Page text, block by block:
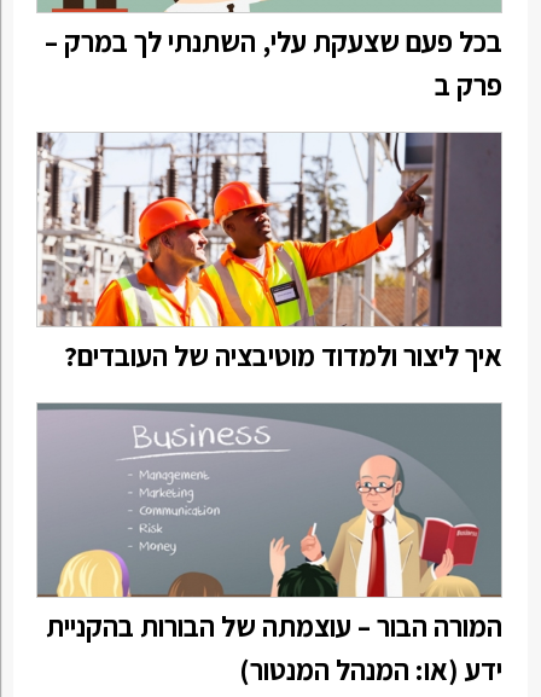
בכל פעם שצעקת עלי, השתנתי לך במרק –
פרק ב
איך ליצור ולמדוד מוטיבציה של העובדים?
המורה הבור – עוצמתה של הבורות בהקניית
ידע (או: המנהל המנטור)